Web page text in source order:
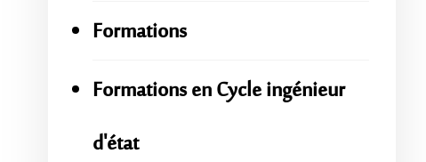
Formations
Formations en Cycle ingénieur
d'état